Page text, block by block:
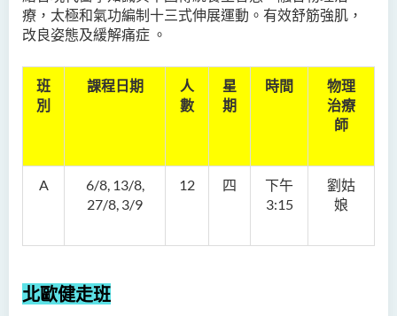
療，太極和氣功編制十三式伸展運動。有效舒筋強肌，
改良姿態及緩解痛症 。
班
別
課程日期
人
數
星
期
時間
物理
治療
師
A
6/8, 13/8,
27/8, 3/9
12 四
下午
3:15
劉姑
娘
北歐健走班